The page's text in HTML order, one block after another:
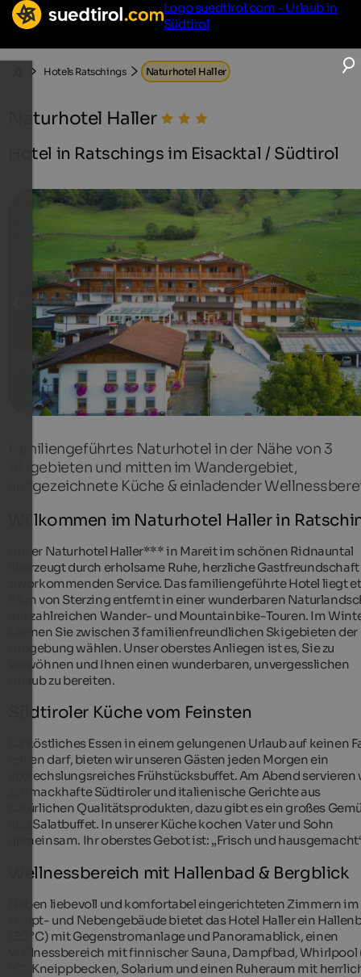
Logo suedtirol.com - Urlaub in
Südtirol
Hotels Ratschings Naturhotel Haller
Naturhotel Haller
Hotel in Ratschings im Eisacktal / Südtirol
Familiengeführtes Naturhotel in der Nähe von 3
Skigebieten und mitten im Wandergebiet,
ausgezeichnete Küche & einladender
Willkommen im Naturhotel Haller in
Unser Naturhotel Haller*** in Mareit im schönen Ridnauntal
überzeugt durch erholsame Ruhe, herzliche
zuvorkommenden Service. Das familiengeführte Hotel liegt
8 km von Sterzing entfernt in einer wunderbaren
mit zahlreichen Wander- und Mountainbike-Touren. Im
können Sie zwischen 3 familienfreundlichen Skigebieten der
Umgebung wählen. Unser oberstes Anliegen ist es, Sie zu
verwöhnen und Ihnen einen wunderbaren, unvergesslichen
Urlaub zu bereiten.
Südtiroler Küche vom Feinsten
Da köstliches Essen in einem gelungenen Urlaub auf keinen
fehlen darf, bieten wir unseren Gästen jeden Morgen ein
abwechslungsreiches Frühstücksbuffet. Am Abend servieren
schmackhafte Südtiroler und italienische Gerichte aus
natürlichen Qualitätsprodukten, dazu gibt es ein großes
und Salatbuffet. In unserer Küche kochen Vater und Sohn
gemeinsam. Ihr oberstes Gebot ist: „Frisch und
Wellnessbereich mit Hallenbad & Bergblick
Neben liebevoll und komfortabel eingerichteten Zimmern im
Haupt- und Nebengebäude bietet das Hotel Haller ein
(30 °C) mit Gegenstromanlage und Panoramablick, einen
Wellnessbereich mit finnischer Sauna, Dampfbad, Whirlpool
°C), Kneippbecken, Solarium und einen Ruheraum mit